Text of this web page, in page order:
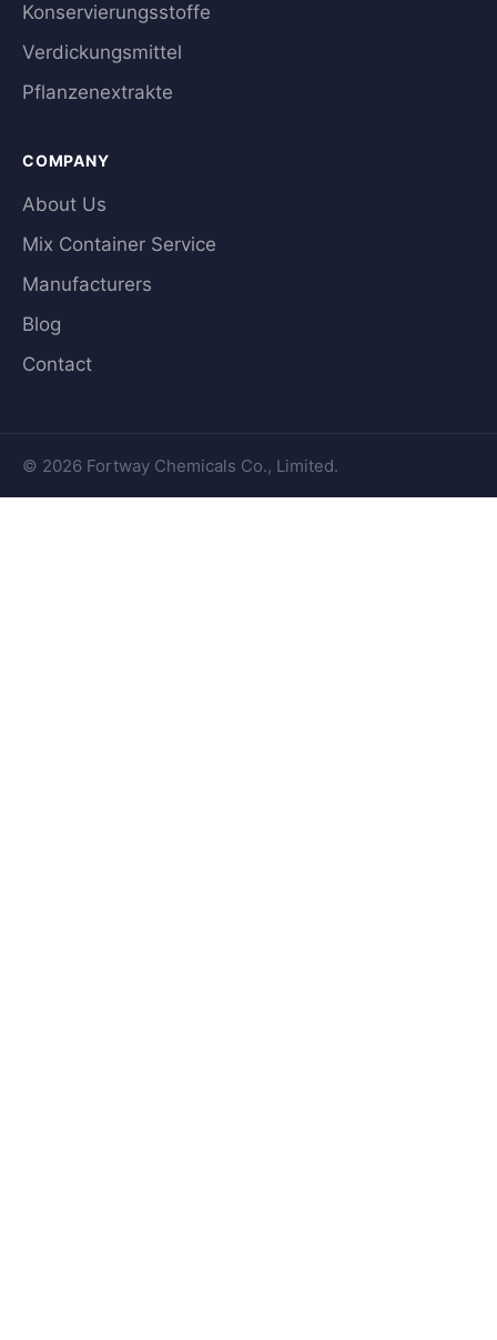
Konservierungsstoffe
Verdickungsmittel
Pflanzenextrakte
COMPANY
About Us
Mix Container Service
Manufacturers
Blog
Contact
© 2026 Fortway Chemicals Co., Limited.